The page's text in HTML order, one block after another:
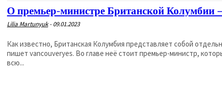
О премьер-министре Британской Колумбии
Lilia Martunyuk - 09.01.2023
Как известно, Британская Колумбия представляет собой
пишет vancouveryes. Во главе неё стоит премьер-министр,
всю...